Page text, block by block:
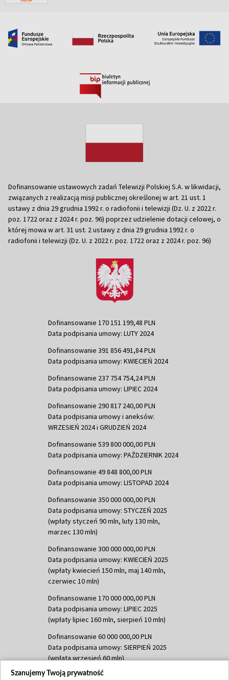
Dofinansowanie ustawowych zadań Telewizji Polskiej S.A. w likwidacji,
związanych z realizacją misji publicznej określonej w art. 21 ust. 1
ustawy z dnia 29 grudnia 1992 r. o radiofonii i telewizji (Dz. U. z 2022 r.
poz. 1722 oraz z 2024 r. poz. 96) poprzez udzielenie dotacji celowej, o
której mowa w art. 31 ust. 2 ustawy z dnia 29 grudnia 1992 r. o
radiofonii i telewizji (Dz. U. z 2022 r. poz. 1722 oraz z 2024 r. poz. 96)
Dofinansowanie 170 151 199,48 PLN
Data podpisania umowy: LUTY 2024
Dofinansowanie 391 856 491,84 PLN
Data podpisania umowy: KWIECIEŃ 2024
Dofinansowanie 237 754 754,24 PLN
Data podpisania umowy: LIPIEC 2024
Dofinansowanie 290 817 240,00 PLN
Data podpisania umowy i aneksów:
WRZESIEŃ 2024 i GRUDZIEŃ 2024
Dofinansowanie 539 800 000,00 PLN
Data podpisania umowy: PAŹDZIERNIK 2024
Dofinansowanie 49 848 800,00 PLN
Data podpisania umowy: LISTOPAD 2024
Dofinansowanie 350 000 000,00 PLN
Data podpisania umowy: STYCZEŃ 2025
(wpłaty styczeń 90 mln, luty 130 mln,
marzec 130 mln)
Dofinansowanie 300 000 000,00 PLN
Data podpisania umowy: KWIECIEŃ 2025
(wpłaty kwiecień 150 mln, maj 140 mln,
czerwiec 10 mln)
Dofinansowanie 170 000 000,00 PLN
Data podpisania umowy: LIPIEC 2025
(wpłaty lipiec 160 mln, sierpień 10 mln)
Dofinansowanie 60 000 000,00 PLN
Data podpisania umowy: SIERPIEŃ 2025
(wpłata wrzesień 60 mln)
Dofinansowanie 635 783 051,21 PLN
Szanujemy Twoją prywatność